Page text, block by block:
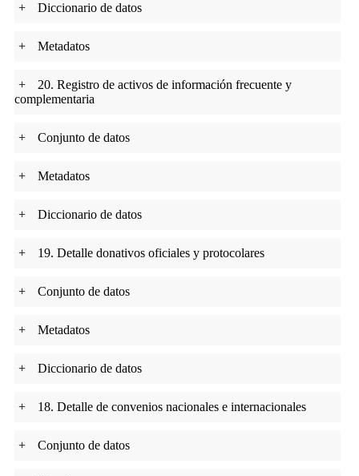
+ Diccionario de datos
+ Metadatos
+
20. Registro de activos de información frecuente y
complementaria
+ Conjunto de datos
+ Metadatos
+ Diccionario de datos
+ 19. Detalle donativos oficiales y protocolares
+ Conjunto de datos
+ Metadatos
+ Diccionario de datos
+ 18. Detalle de convenios nacionales e internacionales
+ Conjunto de datos